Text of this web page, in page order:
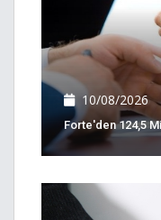
10/08/2026
Forte'den 124,5